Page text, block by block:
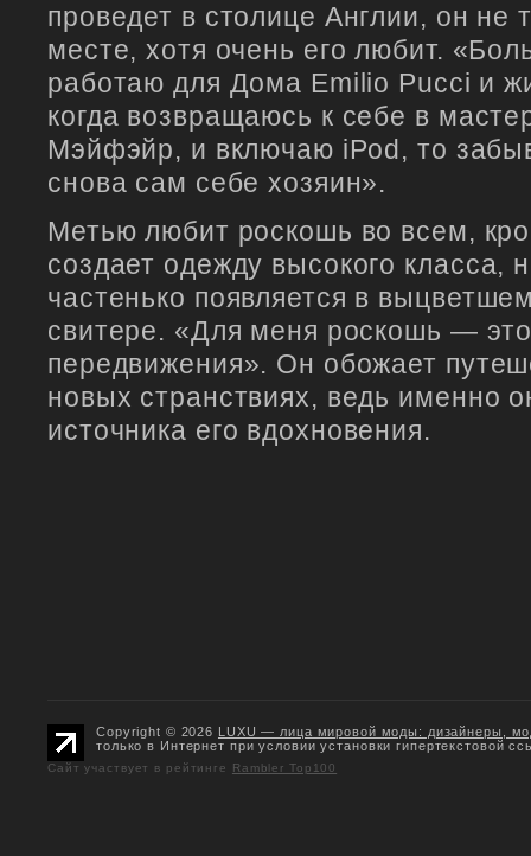
проведет в столице Англии, он не
месте, хотя очень его любит.
работаю для Дома Emilio Pucci и
когда возвращаюсь к себе в
Мэйфэйр, и включаю iPod, то
снова сам себе хозяин».
Метью любит роскошь во всем,
создает одежду высокого класса,
частенько появляется в
свитере. «Для меня роскошь —
передвижения». Он обожает
новых странствиях, ведь именно
источника его вдохновения.
Copyright © 2026 LUXU — лица мировой моды: дизайнеры,
только в Интернет при условии установки гипертекстовой
Сайт участвует в рейтинге Rambler Top100